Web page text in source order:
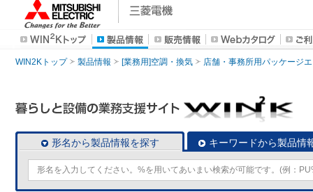
WIN2Kトップ 製品情報 [業務用]空調・換気 店舗・事務所用パッケージ
形名から製品情報を探す キーワードから製品情